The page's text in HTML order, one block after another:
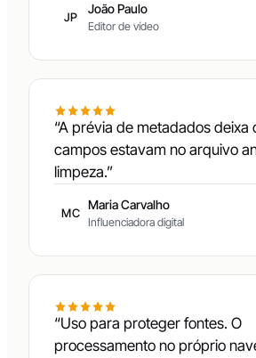
JP
João Paulo
Editor de vídeo
“A prévia de metadados deixa
campos estavam no arquivo
limpeza.”
MC
Maria Carvalho
Influenciadora digital
“Uso para proteger fontes. O
processamento no próprio